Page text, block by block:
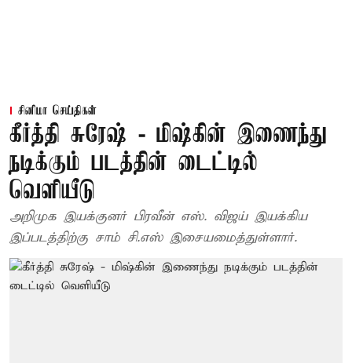
சினிமா செய்திகள்
கீர்த்தி சுரேஷ் - மிஷ்கின் இணைந்து
நடிக்கும் படத்தின் டைட்டில்
வெளியீடு
அறிமுக இயக்குனர் பிரவீன் எஸ். விஜய் இயக்கிய
இப்படத்திற்கு சாம் சி.எஸ் இசையமைத்துள்ளார்.